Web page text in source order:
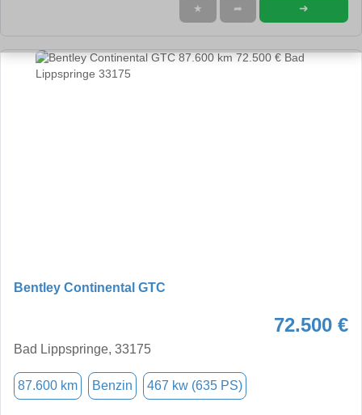
★ ➦ ➜
Bentley Continental GTC
72.500 €
Bad Lippspringe, 33175
87.600 km Benzin 467 kw (635 PS)